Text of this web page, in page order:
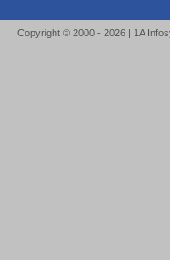
Copyright © 2000 - 2026 | 1A